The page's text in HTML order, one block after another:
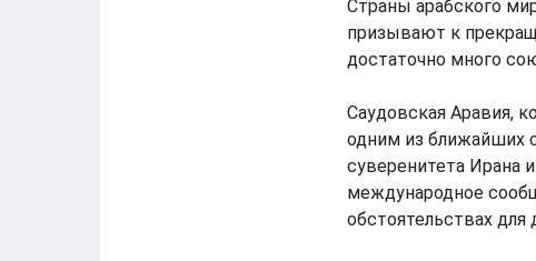
Страны арабского
призывают к
достаточно много
Саудовская Аравия,
одним из ближайших
суверенитета Ирана
международное
обстоятельствах